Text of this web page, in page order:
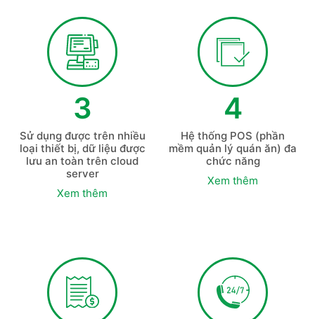
3
Sử dụng được trên nhiều
loại thiết bị, dữ liệu được
lưu an toàn trên cloud
server
Xem thêm
4
Hệ thống POS (phần
mềm quản lý quán ăn) đa
chức năng
Xem thêm